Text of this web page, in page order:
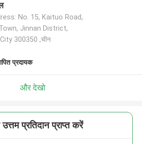
No. 15, Kaituo Road,
Jinnan District,
300350 ,चीन
प्रदायक
और देखो
प्रतिदान प्राप्त करें